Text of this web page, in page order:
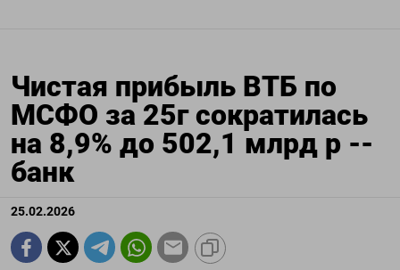
Чистая прибыль ВТБ по
МСФО за 25г сократилась
на 8,9% до 502,1 млрд р --
банк
25.02.2026